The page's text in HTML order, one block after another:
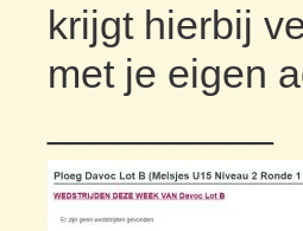
krijgt hierbij
met je eigen